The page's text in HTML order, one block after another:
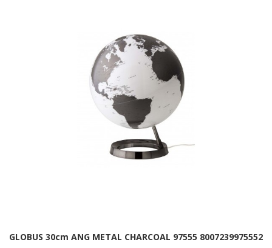
GLOBUS 30cm ANG METAL CHARCOAL 97555 8007239975552